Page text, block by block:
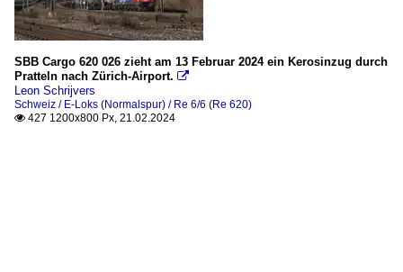
SBB Cargo 620 026 zieht am 13 Februar 2024 ein Kerosinzug durch
Pratteln nach Zürich-Airport. 
Leon Schrijvers
Schweiz / E-Loks (Normalspur) / Re 6/6 (Re 620)
 427 1200x800 Px, 21.02.2024